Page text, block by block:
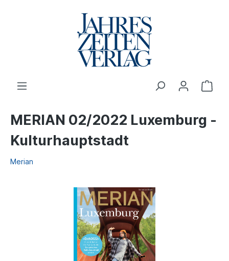
MERIAN 02/2022 Luxemburg -
Kulturhauptstadt
Merian